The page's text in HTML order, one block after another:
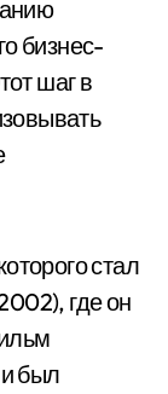
бизнес-
шаг в
стал
где он
был